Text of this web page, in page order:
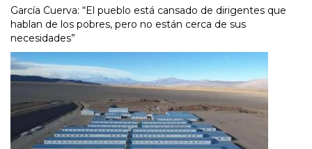
García Cuerva: “El pueblo está cansado de dirigentes que
hablan de los pobres, pero no están cerca de sus
necesidades”